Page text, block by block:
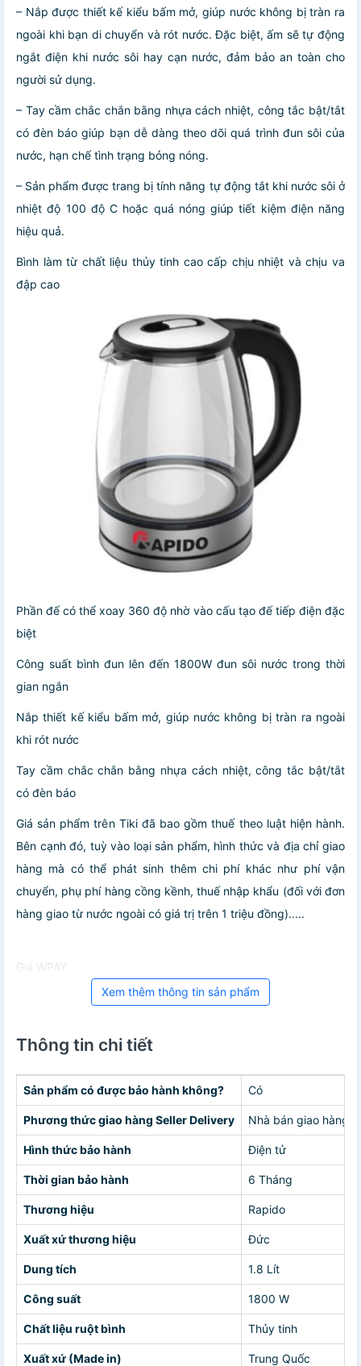
– Nắp được thiết kế kiểu bấm mở, giúp nước không bị tràn ra
ngoài khi bạn di chuyển và rót nước. Đặc biệt, ấm sẽ tự động
ngắt điện khi nước sôi hay cạn nước, đảm bảo an toàn cho
người sử dụng.
– Tay cầm chắc chắn bằng nhựa cách nhiệt, công tắc bật/tắt
có đèn báo giúp bạn dễ dàng theo dõi quá trình đun sôi của
nước, hạn chế tình trạng bỏng nóng.
– Sản phẩm được trang bị tính năng tự động tắt khi nước sôi ở
nhiệt độ 100 độ C hoặc quá nóng giúp tiết kiệm điện năng
hiệu quả.
Bình làm từ chất liệu thủy tinh cao cấp chịu nhiệt và chịu va
đập cao
Phần đế có thể xoay 360 độ nhờ vào cấu tạo đế tiếp điện đặc
biệt
Công suất bình đun lên đến 1800W đun sôi nước trong thời
gian ngắn
Nắp thiết kế kiểu bấm mở, giúp nước không bị tràn ra ngoài
khi rót nước
Tay cầm chắc chắn bằng nhựa cách nhiệt, công tắc bật/tắt
có đèn báo
Giá sản phẩm trên Tiki đã bao gồm thuế theo luật hiện hành.
Bên cạnh đó, tuỳ vào loại sản phẩm, hình thức và địa chỉ giao
hàng mà có thể phát sinh thêm chi phí khác như phí vận
chuyển, phụ phí hàng cồng kềnh, thuế nhập khẩu (đối với đơn
hàng giao từ nước ngoài có giá trị trên 1 triệu đồng).....
Giá WPAY
Xem thêm thông tin sản phẩm
Thông tin chi tiết
Sản phẩm có được bảo hành không? Có
Phương thức giao hàng Seller Delivery Nhà bán giao hàng
Hình thức bảo hành Điện tử
Thời gian bảo hành 6 Tháng
Thương hiệu Rapido
Xuất xứ thương hiệu Đức
Dung tích 1.8 Lít
Công suất 1800 W
Chất liệu ruột bình Thủy tinh
Xuất xứ (Made in) Trung Quốc